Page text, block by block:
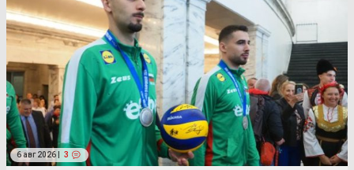
6 авг 2026 | 3